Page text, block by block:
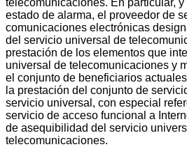
estado de alarma, el proveedor de
comunicaciones electrónicas
del servicio universal de
prestación de los elementos que
universal de telecomunicaciones y
el conjunto de beneficiarios
la prestación del conjunto de
servicio universal, con especial
servicio de acceso funcional a
de asequibilidad del servicio
telecomunicaciones.